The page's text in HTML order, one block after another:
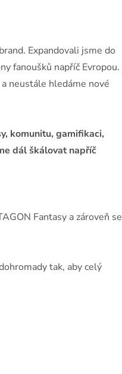
Expandovali jsme do
fanoušků napříč Evropou.
neustále hledáme nové
komunitu, gamifikaci,
dál škálovat napříč
Fantasy a zároveň se
tak, aby celý